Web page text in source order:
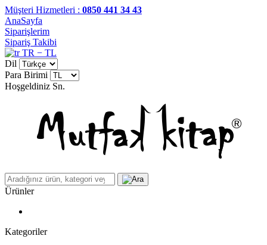
Müşteri Hizmetleri : 0850 441 34 43
AnaSayfa
Siparişlerim
Sipariş Takibi
TR − TL
Dil
Para Birimi
Hoşgeldiniz Sn.
Ürünler
Kategoriler